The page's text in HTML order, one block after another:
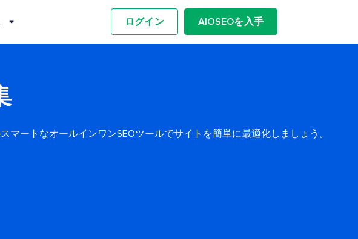
ログイン AIOSEOを入手
ートなオールインワンSEOツールでサイトを簡単に最適化しましょう。